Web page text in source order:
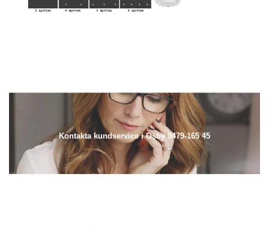
Kontakta kundservice i Osby 0479-165 45